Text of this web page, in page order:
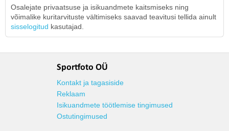
Osalejate privaatsuse ja isikuandmete kaitsmiseks ning
võimalike kuritarvituste vältimiseks saavad teavitusi tellida ainult
sisselogitud kasutajad.
Sportfoto OÜ
Kontakt ja tagasiside
Reklaam
Isikuandmete töötlemise tingimused
Ostutingimused